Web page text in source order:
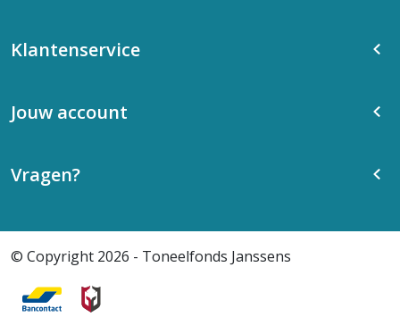
Klantenservice
Jouw account
Vragen?
© Copyright 2026 - Toneelfonds Janssens